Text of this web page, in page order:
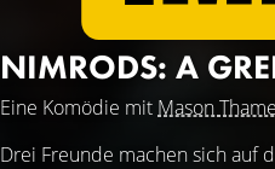
NIMRODS: A
Eine Komödie mit Mason
Drei Freunde machen sich auf